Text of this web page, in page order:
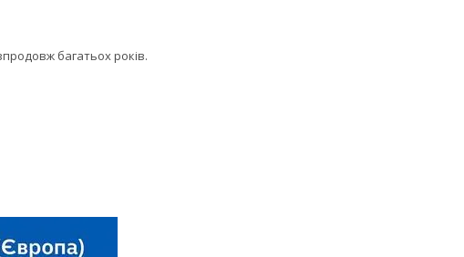
багатьох років.